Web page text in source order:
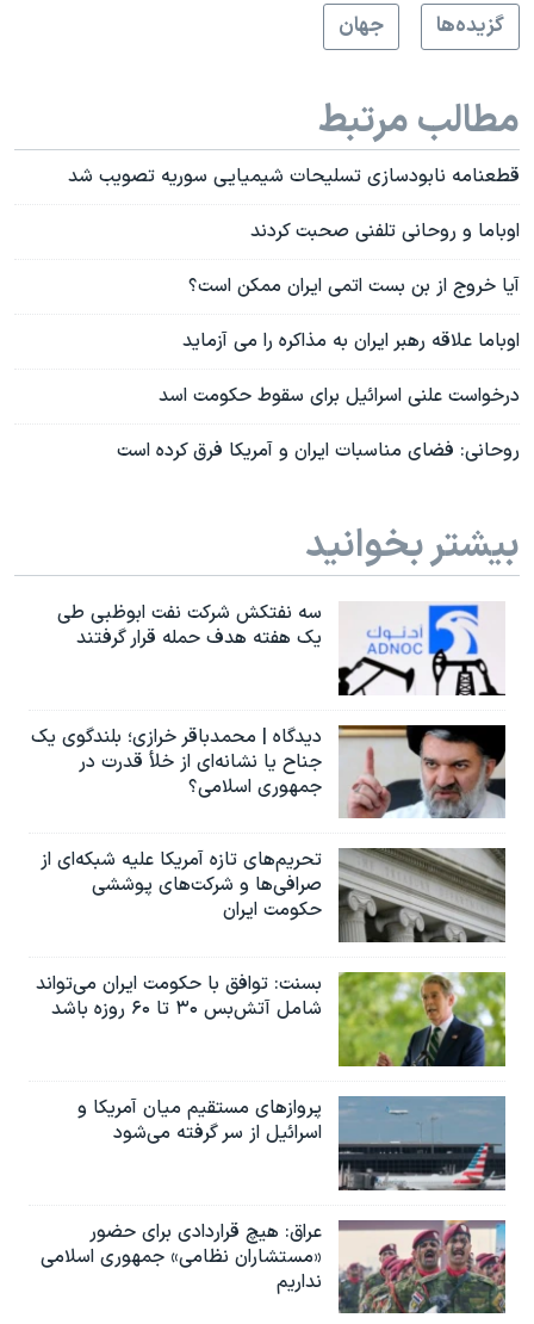
گزيده‌ها
جهان
مطالب مرتبط
قطعنامه نابودسازی تسلیحات شیمیایی سوریه تصویب شد
اوباما و روحانی تلفنی صحبت کردند
آیا خروج از بن بست اتمی ایران ممکن است؟
اوباما علاقه رهبر ایران به مذاکره را می آزماید
درخواست علنی اسرائیل برای سقوط حکومت اسد
روحانی: فضای مناسبات ایران و آمریکا فرق کرده است
بیشتر بخوانید
سه نفتکش شرکت نفت ابوظبی طی
یک هفته هدف حمله قرار گرفتند
دیدگاه | محمدباقر خرازی؛ بلندگوی یک
جناح یا نشانه‌ای از خلأ قدرت در
جمهوری اسلامی؟
تحریم‌های تازه آمریکا علیه شبکه‌ای از
صرافی‌ها و شرکت‌های پوششی
حکومت ایران
بسنت: توافق با حکومت ایران می‌تواند
شامل آتش‌بس ۳۰ تا ۶۰ روزه باشد
پروازهای مستقیم میان آمریکا و
اسرائیل از سر گرفته می‌شود
عراق: هیچ قراردادی برای حضور
«مستشاران نظامی» جمهوری اسلامی
نداریم